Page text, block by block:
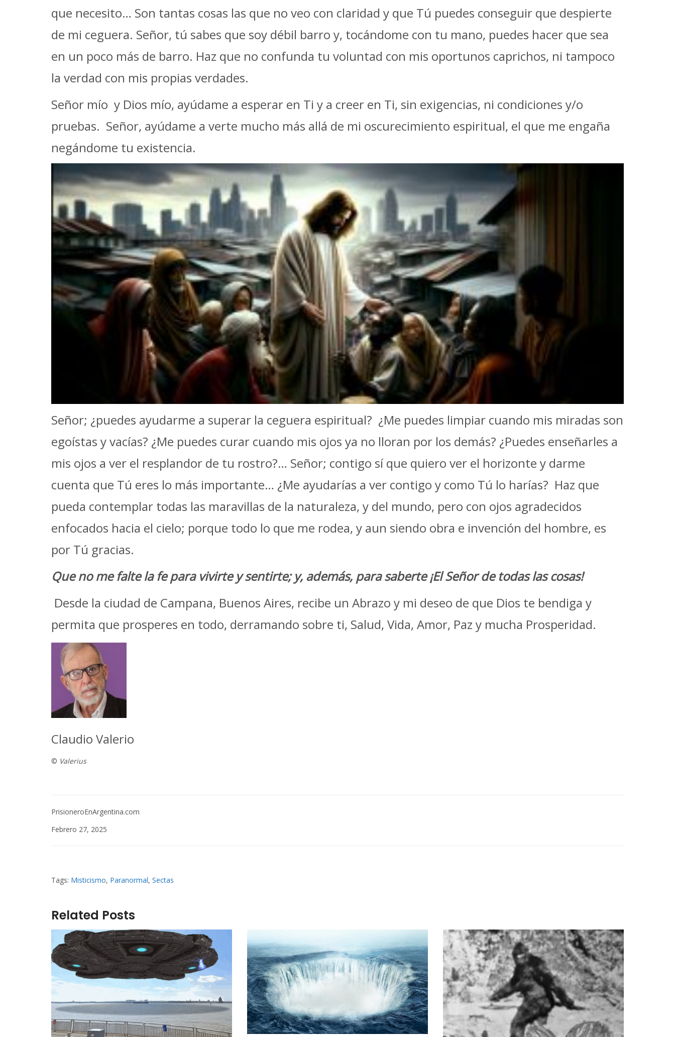
que necesito… Son tantas cosas las que no veo con claridad y que Tú puedes conseguir que despierte
de mi ceguera. Señor, tú sabes que soy débil barro y, tocándome con tu mano, puedes hacer que sea
en un poco más de barro. Haz que no confunda tu voluntad con mis oportunos caprichos, ni tampoco
la verdad con mis propias verdades.
Señor mío y Dios mío, ayúdame a esperar en Ti y a creer en Ti, sin exigencias, ni condiciones y/o
pruebas. Señor, ayúdame a verte mucho más allá de mi oscurecimiento espiritual, el que me engaña
negándome tu existencia.
Señor; ¿puedes ayudarme a superar la ceguera espiritual? ¿Me puedes limpiar cuando mis miradas son
egoístas y vacías? ¿Me puedes curar cuando mis ojos ya no lloran por los demás? ¿Puedes enseñarles a
mis ojos a ver el resplandor de tu rostro?… Señor; contigo sí que quiero ver el horizonte y darme
cuenta que Tú eres lo más importante… ¿Me ayudarías a ver contigo y como Tú lo harías? Haz que
pueda contemplar todas las maravillas de la naturaleza, y del mundo, pero con ojos agradecidos
enfocados hacia el cielo; porque todo lo que me rodea, y aun siendo obra e invención del hombre, es
por Tú gracias.
Que no me falte la fe para vivirte y sentirte; y, además, para saberte ¡El Señor de todas las cosas!
Desde la ciudad de Campana, Buenos Aires, recibe un Abrazo y mi deseo de que Dios te bendiga y
permita que prosperes en todo, derramando sobre ti, Salud, Vida, Amor, Paz y mucha Prosperidad.
Claudio Valerio
© Valerius
PrisioneroEnArgentina.com
Febrero 27, 2025
Tags: Misticismo, Paranormal, Sectas
Related Posts